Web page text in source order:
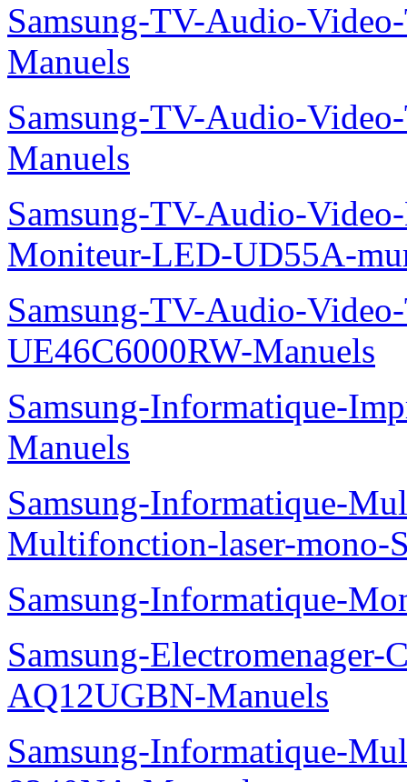
Samsung-TV-Audio-
Manuels
Samsung-TV-Audio-
Manuels
Samsung-TV-Audio-
Moniteur-LED-UD55A-
Samsung-TV-Audio-
UE46C6000RW-Manuels
Samsung-Informatique-
Manuels
Samsung-Informatique-
Multifonction-laser-mono-
Samsung-Informatique-
Samsung-Electromenager-
AQ12UGBN-Manuels
Samsung-Informatique-